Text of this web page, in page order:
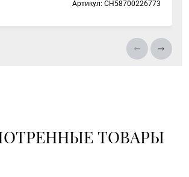
Артикул: СH58700226773
ТОВАРЫ